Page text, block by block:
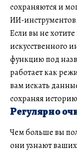
сохраняются и
ИИ-инструментов.
Если вы не
искусственного
функцию под
работает как
вам искать
сохраняя
Регулярно
Чем больше вы
они узнают